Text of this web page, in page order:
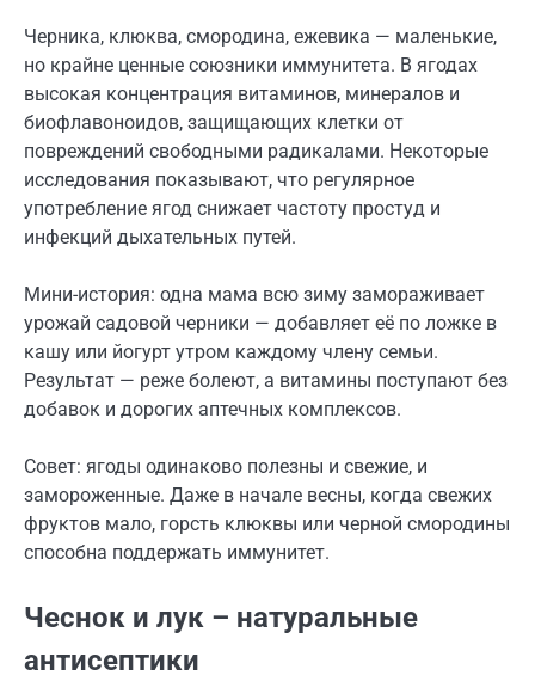
Черника, клюква, смородина, ежевика — маленькие,
но крайне ценные союзники иммунитета. В ягодах
высокая концентрация витаминов, минералов и
биофлавоноидов, защищающих клетки от
повреждений свободными радикалами. Некоторые
исследования показывают, что регулярное
употребление ягод снижает частоту простуд и
инфекций дыхательных путей.
Мини-история: одна мама всю зиму замораживает
урожай садовой черники — добавляет её по ложке в
кашу или йогурт утром каждому члену семьи.
Результат — реже болеют, а витамины поступают без
добавок и дорогих аптечных комплексов.
Совет: ягоды одинаково полезны и свежие, и
замороженные. Даже в начале весны, когда свежих
фруктов мало, горсть клюквы или черной смородины
способна поддержать иммунитет.
Чеснок и лук – натуральные
антисептики